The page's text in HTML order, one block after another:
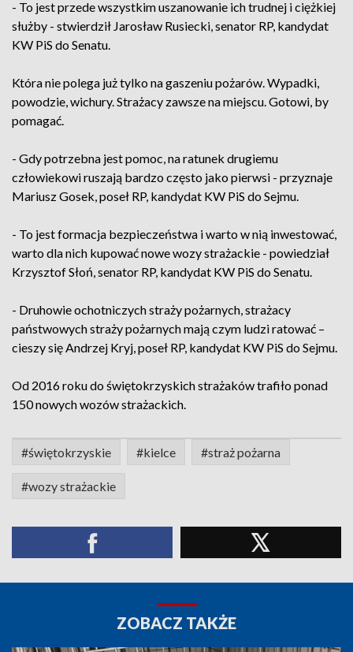
- To jest przede wszystkim uszanowanie ich trudnej i ciężkiej
służby - stwierdził Jarosław Rusiecki, senator RP, kandydat
KW PiS do Senatu.
Która nie polega już tylko na gaszeniu pożarów. Wypadki,
powodzie, wichury. Strażacy zawsze na miejscu. Gotowi, by
pomagać.
- Gdy potrzebna jest pomoc, na ratunek drugiemu
człowiekowi ruszają bardzo często jako pierwsi - przyznaje
Mariusz Gosek, poseł RP, kandydat KW PiS do Sejmu.
- To jest formacja bezpieczeństwa i warto w nią inwestować,
warto dla nich kupować nowe wozy strażackie - powiedział
Krzysztof Słoń, senator RP, kandydat KW PiS do Senatu.
- Druhowie ochotniczych straży pożarnych, strażacy
państwowych straży pożarnych mają czym ludzi ratować –
cieszy się Andrzej Kryj, poseł RP, kandydat KW PiS do Sejmu.
Od 2016 roku do świętokrzyskich strażaków trafiło ponad
150 nowych wozów strażackich.
#świętokrzyskie #kielce #straż pożarna
#wozy strażackie
ZOBACZ TAKŻE